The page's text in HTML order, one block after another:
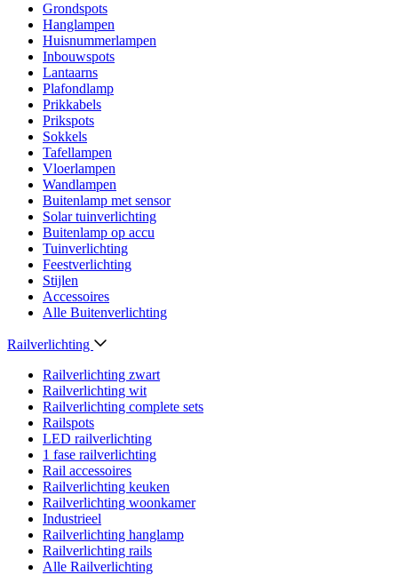
Grondspots
Hanglampen
Huisnummerlampen
Inbouwspots
Lantaarns
Plafondlamp
Prikkabels
Prikspots
Sokkels
Tafellampen
Vloerlampen
Wandlampen
Buitenlamp met sensor
Solar tuinverlichting
Buitenlamp op accu
Tuinverlichting
Feestverlichting
Stijlen
Accessoires
Alle Buitenverlichting
Railverlichting
Railverlichting zwart
Railverlichting wit
Railverlichting complete sets
Railspots
LED railverlichting
1 fase railverlichting
Rail accessoires
Railverlichting keuken
Railverlichting woonkamer
Industrieel
Railverlichting hanglamp
Railverlichting rails
Alle Railverlichting